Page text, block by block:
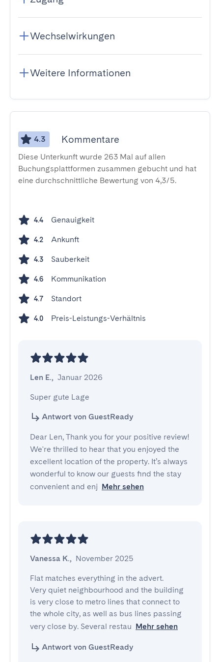
Wechselwirkungen
Weitere Informationen
4.3 Kommentare
Diese Unterkunft wurde 263 Mal auf allen
Buchungsplattformen zusammen gebucht und hat
eine durchschnittliche Bewertung von 4,3/5.
4.4 Genauigkeit
4.2 Ankunft
4.3 Sauberkeit
4.6 Kommunikation
4.7 Standort
4.0 Preis-Leistungs-Verhältnis
Len E., Januar 2026
Super gute Lage
Antwort von GuestReady
Dear Len, Thank you for your positive review!
We're thrilled to hear that you enjoyed the
excellent location of the property. It’s always
wonderful to know our guests find the stay
convenient and enj Mehr sehen
Vanessa K., November 2025
Flat matches everything in the advert.
Very quiet neighbourhood and the building
is very close to metro lines that connect to
the whole city, as well as bus lines passing
very close by. Several restau Mehr sehen
Antwort von GuestReady